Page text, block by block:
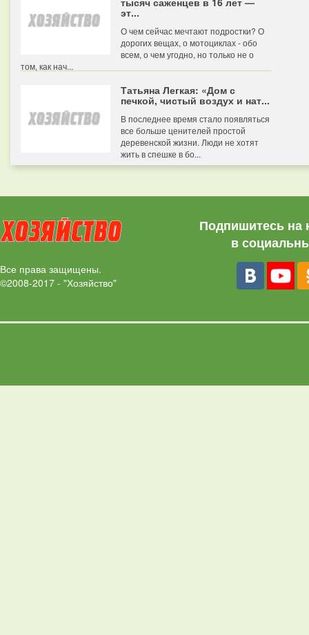
эт...
О чем сейчас мечтают подростки? О
дорогих вещах, о мотоциклах - обо
всем, о чем угодно, но только не о
том, как нач...
Татьяна Легкая: «Дом с
печкой, чистый воздух и нат...
В последнее время стало появляться
все больше ценителей простой
деревенской жизни. Люди не хотят
жить в спешке в бо...
Все права защищены.
©2008-2017 - "Хозяйство"
Подпишитесь на
в